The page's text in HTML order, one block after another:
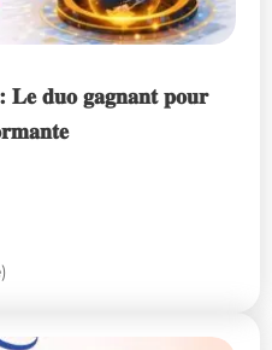
𝐝𝐮𝐨 𝐠𝐚𝐠𝐧𝐚𝐧𝐭 𝐩𝐨𝐮𝐫